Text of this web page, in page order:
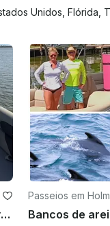
Unidos Flórida
Luxo por menos capitão e combustível incluídos
Passeios em